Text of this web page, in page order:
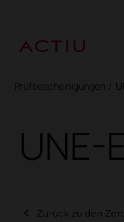
Prüfbescheinigungen /
UNE-
Zurück zu den